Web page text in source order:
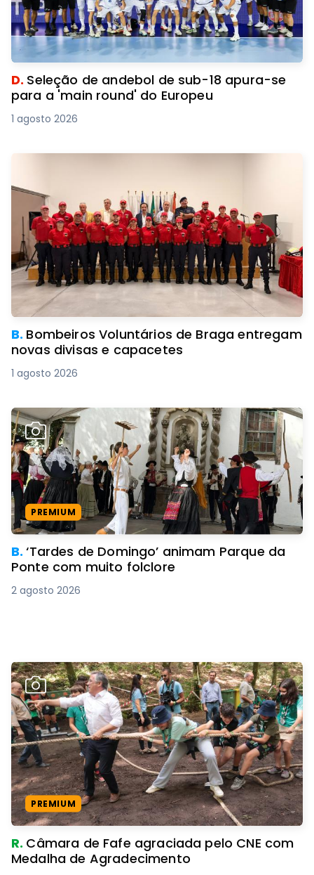
D. Seleção de andebol de sub-18 apura-se
para a 'main round' do Europeu
1 agosto 2026
B. Bombeiros Voluntários de Braga entregam
novas divisas e capacetes
1 agosto 2026
PREMIUM
B.‘Tardes de Domingo’ animam Parque da
Ponte com muito folclore
2 agosto 2026
PREMIUM
R. Câmara de Fafe agraciada pelo CNE com
Medalha de Agradecimento